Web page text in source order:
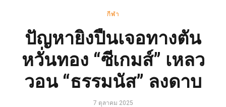
กีฬา
ปัญหายิงปืนเจอทางตัน
หวั่นทอง “ซีเกมส์” เหลว
วอน “ธรรมนัส” ลงดาบ
7 ตุลาคม 2025